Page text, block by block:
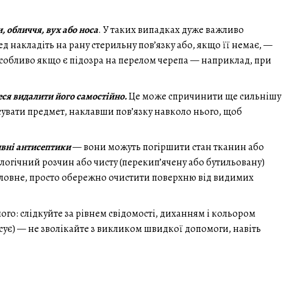
обличчя, вух або носа. У таких випадках дуже важливо
на рану стерильну пов’язку або, якщо її немає, —
якщо є підозра на перелом черепа — наприклад, при
видалити його самостійно.Це може спричинити ще сильнішу
предмет, наклавши пов’язку навколо нього, щоб
антисептики— вони можуть погіршити стан тканин або
розчин або чисту (перекип’ячену або бутильовану)
просто обережно очистити поверхню від видимих
слідкуйте за рівнем свідомості, диханням і кольором
— не зволікайте з викликом швидкої допомоги, навіть